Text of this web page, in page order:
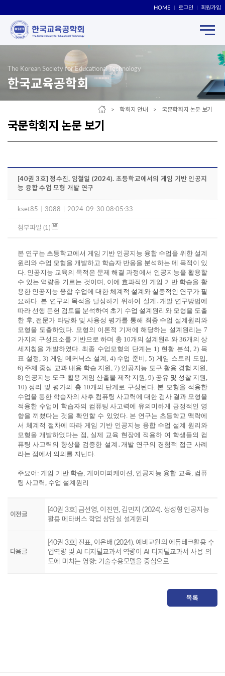
HOME 로그인 회원가입
The Korean Society for Educational Technology
한국교육공학회
국문학회지 논문 보기
> 학회지 안내 > 국문학회지 논문 보기
[40권 3호] 정수진, 임철일 (2024). 초등학교에서의 게임 기반 인공지
능 융합 수업 모형 개발 연구
kset85 3088 2024-09-30 08:05:33
첨부파일 (1)
본 연구는 초등학교에서 게임 기반 인공지능 융합 수업을 위한 설계
원리와 수업 모형을 개발하고 학습자 반응을 분석하는 데 목적이 있
다. 인공지능 교육의 목적은 문제 해결 과정에서 인공지능을 활용할
수 있는 역량을 기르는 것이며, 이에 효과적인 게임 기반 학습을 활
용한 인공지능 융합 수업에 대한 체계적 설계와 실증적인 연구가 필
요하다. 본 연구의 목적을 달성하기 위하여 설계․개발 연구방법에
따라 선행 문헌 검토를 분석하여 초기 수업 설계원리와 모형을 도출
한 후, 전문가 타당화 및 사용성 평가를 통해 최종 수업 설계원리와
모형을 도출하였다. 모형의 이론적 기저에 해당하는 설계원리는 7
가지의 구성요소를 기반으로 하며 총 10개의 설계원리와 36개의 상
세지침을 개발하였다. 최종 수업모형의 단계는 1) 현황 분석, 2) 목
표 설정, 3) 게임 메커닉스 설계, 4) 수업 준비, 5) 게임 스토리 도입,
6) 주제 중심 교과 내용 학습 지원, 7) 인공지능 도구 활용 경험 지원,
8) 인공지능 도구 활용 게임 산출물 제작 지원, 9) 공유 및 성찰 지원,
10) 정리 및 평가의 총 10개의 단계로 구성된다. 본 모형을 적용한
수업을 통한 학습자의 사후 컴퓨팅 사고력에 대한 검사 결과 모형을
적용한 수업이 학습자의 컴퓨팅 사고력에 유의미하게 긍정적인 영
향을 끼쳤다는 것을 확인할 수 있었다. 본 연구는 초등학교 맥락에
서 체계적 절차에 따라 게임 기반 인공지능 융합 수업 설계 원리와
모형을 개발하였다는 점, 실제 교육 현장에 적용하 여 학생들의 컴
퓨팅 사고력의 향상을 검증한 설계․개발 연구의 경험적 접근 사례
라는 점에서 의의를 지닌다.
주요어: 게임 기반 학습, 게이미피케이션, 인공지능 융합 교육, 컴퓨
팅 사고력, 수업 설계원리
이전글
[40권 3호] 금선영, 이진연, 김민지 (2024). 생성형 인공지능
활용 메타버스 학업 상담실 설계원리
다음글
[40권 3호] 진표, 이은배 (2024). 예비교원의 에듀테크활용 수
업역량 및 AI 디지털교과서 역량이 AI 디지털교과서 사용 의
도에 미치는 영향: 기술수용모델을 중심으로
목록